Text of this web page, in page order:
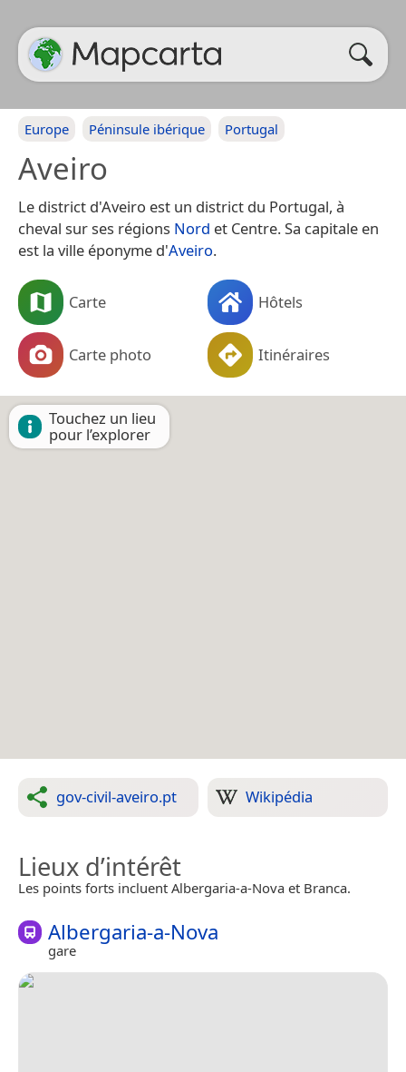
Europe Péninsule ibérique Portugal
Aveiro
Le district d'Aveiro est un district du Portugal, à
cheval sur ses régions Nord et Centre. Sa capitale en
est la ville éponyme d'Aveiro.
Carte Hôtels
Carte photo Itinéraires
Touchez un lieu
pour l’explorer
gov-civil-aveiro.pt Wikipédia
Lieux d’intérêt
Les points forts incluent Albergaria-a-Nova et Branca.
Albergaria-a-Nova
gare